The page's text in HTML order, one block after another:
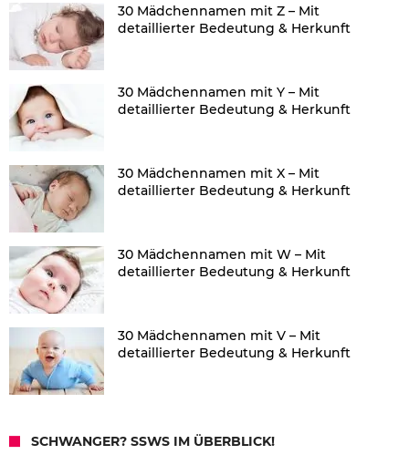
30 Mädchennamen mit Z – Mit
detaillierter Bedeutung & Herkunft
30 Mädchennamen mit Y – Mit
detaillierter Bedeutung & Herkunft
30 Mädchennamen mit X – Mit
detaillierter Bedeutung & Herkunft
30 Mädchennamen mit W – Mit
detaillierter Bedeutung & Herkunft
30 Mädchennamen mit V – Mit
detaillierter Bedeutung & Herkunft
SCHWANGER? SSWS IM ÜBERBLICK!